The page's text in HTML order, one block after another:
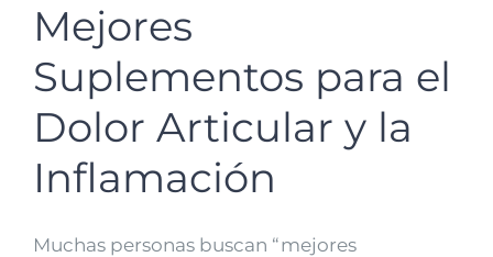
Mejores
Suplementos para el
Dolor Articular y la
Inflamación
Muchas personas buscan “mejores